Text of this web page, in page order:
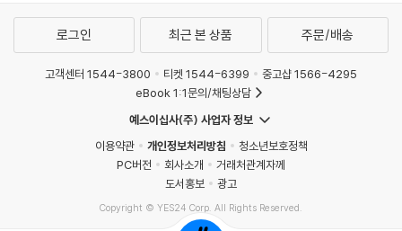
로그인 최근 본 상품 주문/배송
고객센터 1544-3800 티켓 1544-6399
중고샵 1566-4295
eBook 1:1문의/채팅상담
예스이십사(주) 사업자 정보
이용약관
개인정보처리방침
청소년보호정책
PC버전
회사소개
거래처관계자께
도서홍보
광고
Copyright © YES24 Corp. All Rights Reserved.